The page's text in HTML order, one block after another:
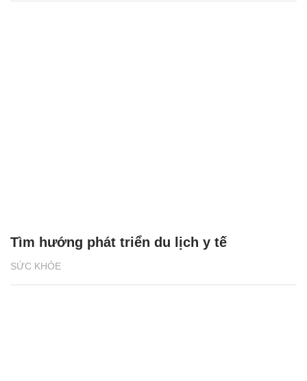
SỨC KHỎE
Tìm hướng phát triển du lịch y tế